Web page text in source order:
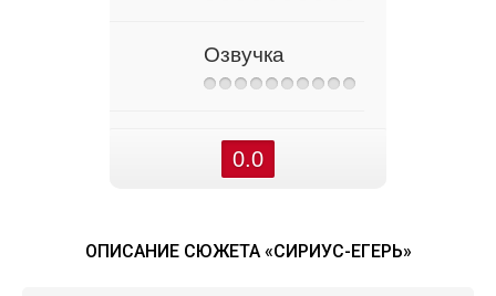
Озвучка
0.0
ОПИСАНИЕ СЮЖЕТА «СИРИУС-ЕГЕРЬ»